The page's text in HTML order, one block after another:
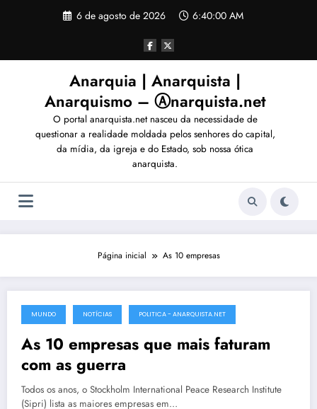
6 de agosto de 2026 6:40:03 AM
Anarquia | Anarquista |
Anarquismo – Ⓐnarquista.net
O portal anarquista.net nasceu da necessidade de
questionar a realidade moldada pelos senhores do capital,
da mídia, da igreja e do Estado, sob nossa ótica
anarquista.
Página inicial As 10 empresas
13 de março de 2013
MUNDO NOTÍCIAS POLITICA - ANARQUISTA.NET
As 10 empresas que mais faturam
com as guerra
Todos os anos, o Stockholm International Peace Research Institute
(Sipri) lista as maiores empresas em…